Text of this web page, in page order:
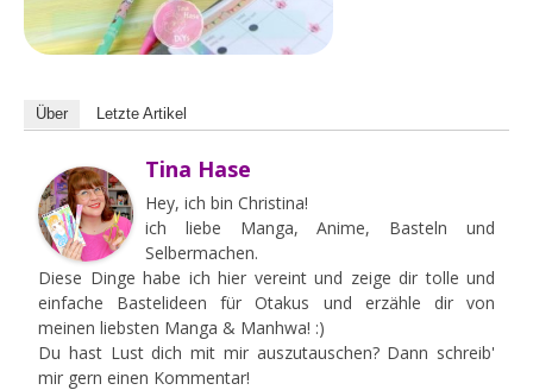
Über Letzte Artikel
Tina Hase
Hey, ich bin Christina!
ich liebe Manga, Anime, Basteln und
Selbermachen.
Diese Dinge habe ich hier vereint und zeige dir tolle und
einfache Bastelideen für Otakus und erzähle dir von
meinen liebsten Manga & Manhwa! :)
Du hast Lust dich mit mir auszutauschen? Dann schreib'
mir gern einen Kommentar!